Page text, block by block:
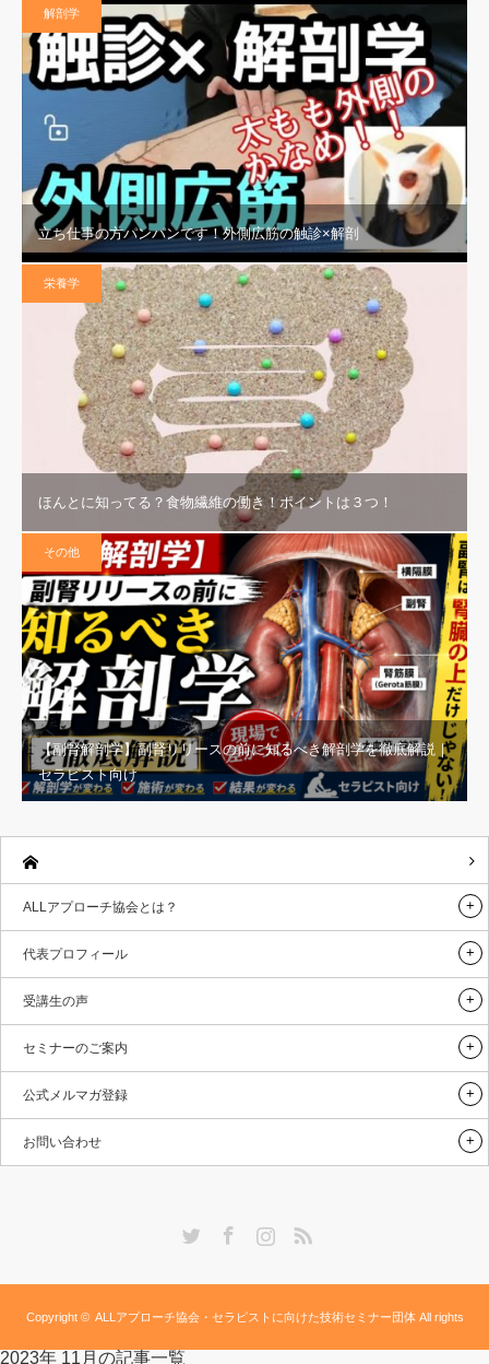
解剖学
立ち仕事の方パンパンです！外側広筋の触診×解剖
栄養学
ほんとに知ってる？食物繊維の働き！ポイントは３つ！
その他
【副腎解剖学】副腎リリースの前に知るべき解剖学を徹底解説｜
セラピスト向け
ALLアプローチ協会とは？
代表プロフィール
受講生の声
セミナーのご案内
公式メルマガ登録
お問い合わせ
Copyright © ALLアプローチ協会・セラピストに向けた技術セミナー団体All rights
2023年 11月の記事一覧